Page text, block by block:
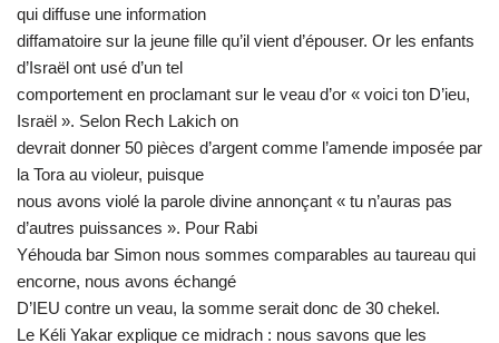
qui diffuse une information
diffamatoire sur la jeune fille qu’il vient d’épouser. Or les enfants
d’Israël ont usé d’un tel
comportement en proclamant sur le veau d’or « voici ton D’ieu,
Israël ». Selon Rech Lakich on
devrait donner 50 pièces d’argent comme l’amende imposée par
la Tora au violeur, puisque
nous avons violé la parole divine annonçant « tu n’auras pas
d’autres puissances ». Pour Rabi
Yéhouda bar Simon nous sommes comparables au taureau qui
encorne, nous avons échangé
D’IEU contre un veau, la somme serait donc de 30 chekel.
Le Kéli Yakar explique ce midrach : nous savons que les